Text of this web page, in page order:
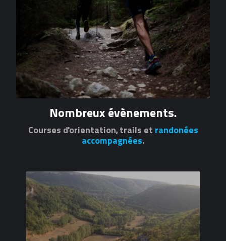
Nombreux évènements.
Courses d'orientation, trails et randonées
accompagnées.